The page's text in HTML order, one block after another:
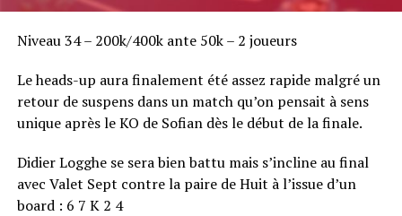
Niveau 34 – 200k/400k ante 50k – 2 joueurs
Le heads-up aura finalement été assez rapide malgré un
retour de suspens dans un match qu’on pensait à sens
unique après le KO de Sofian dès le début de la finale.
Didier Logghe se sera bien battu mais s’incline au final
avec Valet Sept contre la paire de Huit à l’issue d’un
board : 6 7 K 2 4